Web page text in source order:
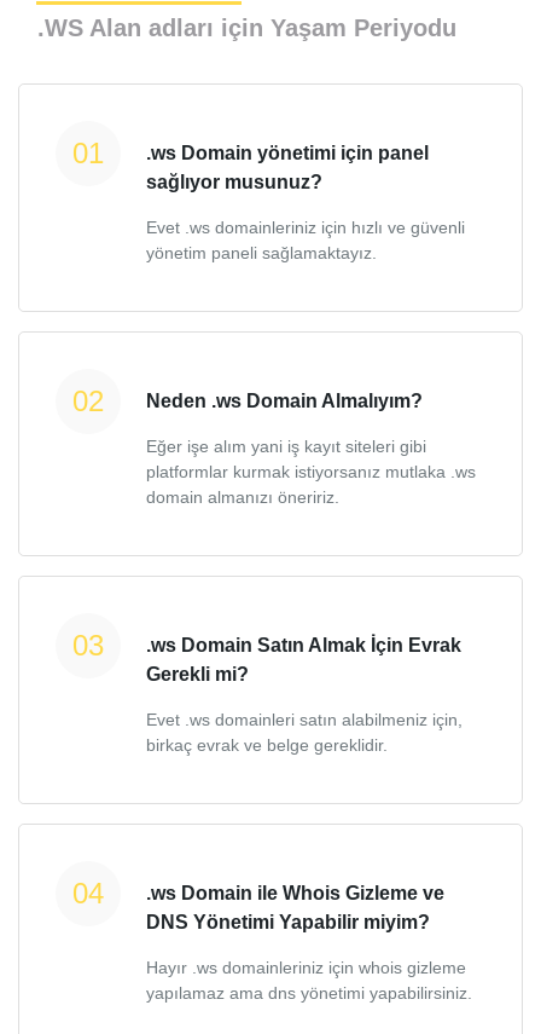
.WS Alan adları için Yaşam Periyodu
.ws Domain yönetimi için panel
sağlıyor musunuz?
Evet .ws domainleriniz için hızlı ve güvenli
yönetim paneli sağlamaktayız.
Neden .ws Domain Almalıyım?
Eğer işe alım yani iş kayıt siteleri gibi
platformlar kurmak istiyorsanız mutlaka .ws
domain almanızı öneririz.
.ws Domain Satın Almak İçin Evrak
Gerekli mi?
Evet .ws domainleri satın alabilmeniz için,
birkaç evrak ve belge gereklidir.
.ws Domain ile Whois Gizleme ve
DNS Yönetimi Yapabilir miyim?
Hayır .ws domainleriniz için whois gizleme
yapılamaz ama dns yönetimi yapabilirsiniz.